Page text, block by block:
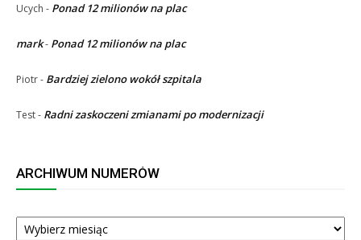
Ucych - Ponad 12 milionów na plac
mark- Ponad 12 milionów na plac
Piotr- Bardziej zielono wokół szpitala
Test- Radni zaskoczeni zmianami po modernizacji
ARCHIWUM NUMERÓW
ARCHIWUM
NUMERÓW